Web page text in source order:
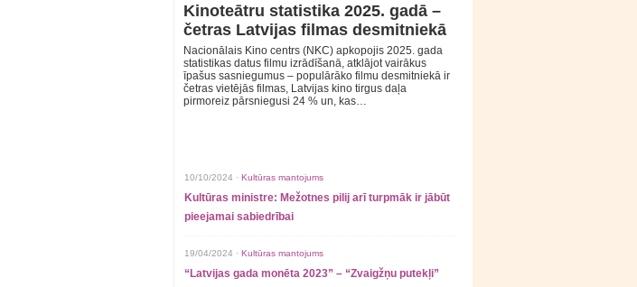
Kinoteātru statistika 2025. gadā –
četras Latvijas filmas desmitniekā
Nacionālais Kino centrs (NKC) apkopojis 2025. gada
statistikas datus filmu izrādīšanā, atklājot vairākus
īpašus sasniegumus – populārāko filmu desmitniekā ir
četras vietējās filmas, Latvijas kino tirgus daļa
pirmoreiz pārsniegusi 24 % un, kas…
10/10/2024 · Kultūras mantojums
Kultūras ministre: Mežotnes pilij arī turpmāk ir jābūt
pieejamai sabiedrībai
19/04/2024 · Kultūras mantojums
“Latvijas gada monēta 2023” – “Zvaigžņu putekļi”